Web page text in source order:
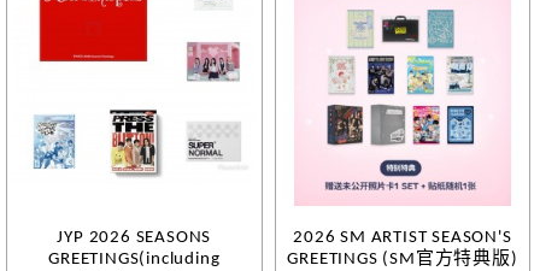
JYP 2026 SEASONS
GREETINGS(including
2026 SM ARTIST SEASON'S
GREETINGS (SM官方特典版)